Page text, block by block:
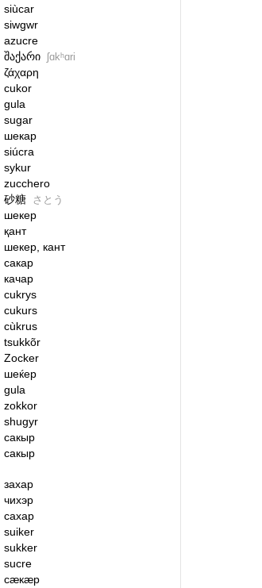
siùcar
siwgwr
azucre
შაქარი ʃɑkʰɑri
ζάχαρη
cukor
gula
sugar
шекар
siúcra
sykur
zucchero
砂糖 さとう
шекер
қант
шекер, кант
сакар
качар
cukrys
cukurs
cùkrus
tsukkõr
Zocker
шеќер
gula
zokkor
shugyr
сакыр
сакыр
захар
чихэр
сахар
suiker
sukker
sucre
сӕкӕр